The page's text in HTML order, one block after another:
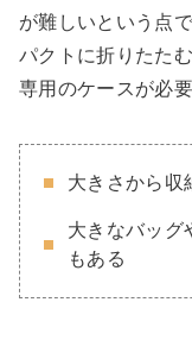
が難しいという点
パクトに折りたた
専用のケースが必
大きさから収
大きなバッグ
もある